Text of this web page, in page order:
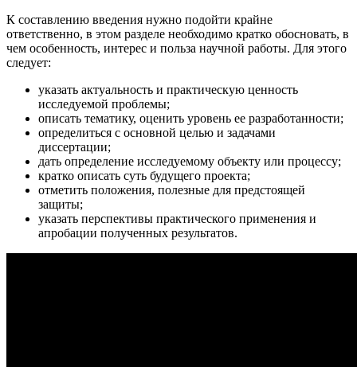
К составлению введения нужно подойти крайне
ответственно, в этом разделе необходимо кратко обосновать, в
чем особенность, интерес и польза научной работы. Для этого
следует:
указать актуальность и практическую ценность
исследуемой проблемы;
описать тематику, оценить уровень ее разработанности;
определиться с основной целью и задачами
диссертации;
дать определение исследуемому объекту или процессу;
кратко описать суть будущего проекта;
отметить положения, полезные для предстоящей
защиты;
указать перспективы практического применения и
апробации полученных результатов.